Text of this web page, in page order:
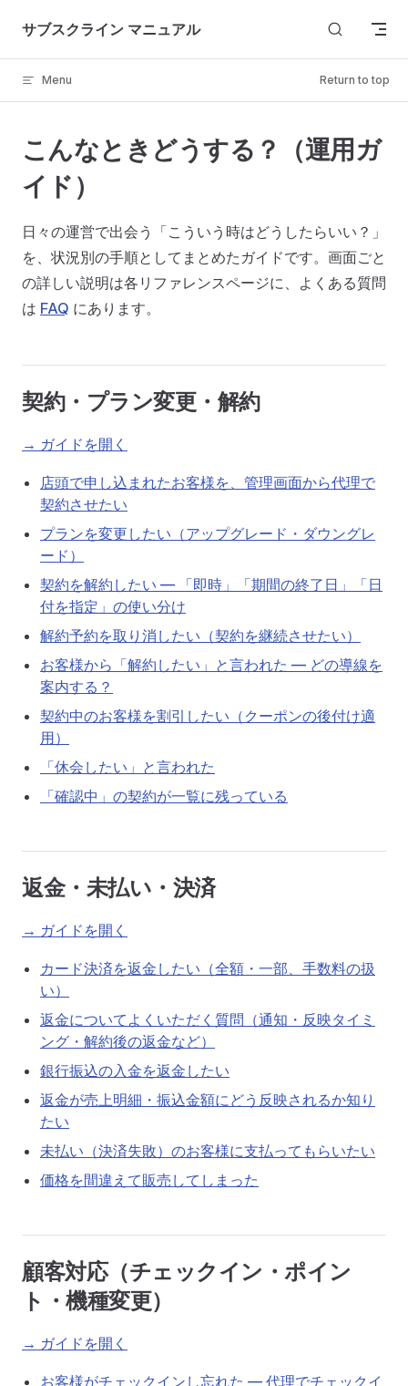
Skip to content
サブスクライン マニュアル
Menu Return to top
こんなときどうする？（運用ガ
イド）
日々の運営で出会う「こういう時はどうしたらいい？」
を、状況別の手順としてまとめたガイドです。画面ごと
の詳しい説明は各リファレンスページに、よくある質問
は FAQ にあります。
契約・プラン変更・解約
→ ガイドを開く
店頭で申し込まれたお客様を、管理画面から代理で
契約させたい
プランを変更したい（アップグレード・ダウングレ
ード）
契約を解約したい — 「即時」「期間の終了日」「日
付を指定」の使い分け
解約予約を取り消したい（契約を継続させたい）
お客様から「解約したい」と言われた — どの導線を
案内する？
契約中のお客様を割引したい（クーポンの後付け適
用）
「休会したい」と言われた
「確認中」の契約が一覧に残っている
返金・未払い・決済
→ ガイドを開く
カード決済を返金したい（全額・一部、手数料の扱
い）
返金についてよくいただく質問（通知・反映タイミ
ング・解約後の返金など）
銀行振込の入金を返金したい
返金が売上明細・振込金額にどう反映されるか知り
たい
未払い（決済失敗）のお客様に支払ってもらいたい
価格を間違えて販売してしまった
顧客対応（チェックイン・ポイン
ト・機種変更）
→ ガイドを開く
お客様がチェックインし忘れた — 代理でチェックイ